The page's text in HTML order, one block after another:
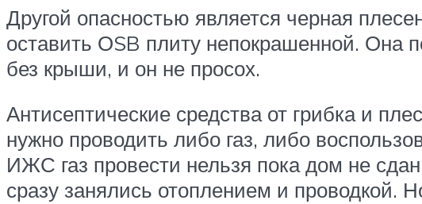
Другой опасностью является черная
оставить ОSB плиту непокрашенной. Она
без крыши, и он не просох.
Антисептические средства от грибка и
нужно проводить либо газ, либо
ИЖС газ провести нельзя пока дом не
сразу занялись отоплением и проводкой.